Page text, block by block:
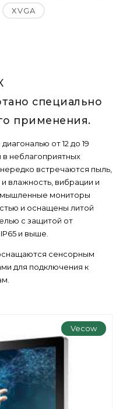
XVGA
специально
применения.
от 12 до 19
неблагоприятных
встречаются пыль,
влажность, вибрации и
мониторы
и оснащены литой
с защитой от
и выше.
сенсорным
для подключения к
Vecow